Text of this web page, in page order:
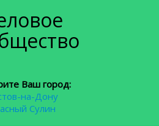
Ваш город:
на-Дону
Сулин